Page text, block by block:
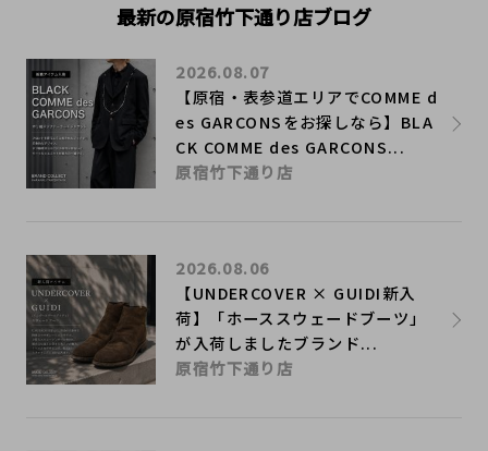
最新の原宿竹下通り店ブログ
【原宿・表参道エリアでCOMME d
es GARCONSをお探しなら】BLA
CK COMME des GARCONS...
2026.08.07
原宿竹下通り店
【UNDERCOVER × GUIDI新入
荷】「ホーススウェードブーツ」
が入荷しましたブランド...
2026.08.06
原宿竹下通り店